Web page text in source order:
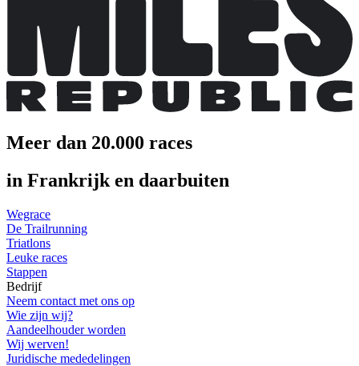
Meer dan 20.000 races
in Frankrijk en daarbuiten
Wegrace
De Trailrunning
Triatlons
Leuke races
Stappen
Bedrijf
Neem contact met ons op
Wie zijn wij?
Aandeelhouder worden
Wij werven!
Juridische mededelingen